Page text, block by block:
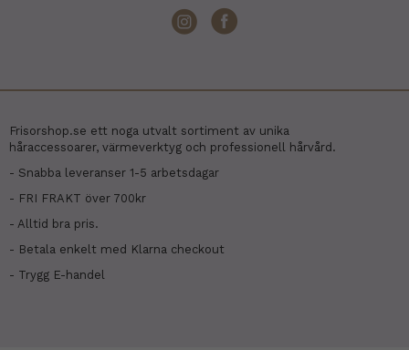
Frisorshop.se ett noga utvalt sortiment av unika
håraccessoarer, värmeverktyg och professionell hårvård.
- Snabba leveranser 1-5 arbetsdagar
- FRI FRAKT över 700kr
- Alltid bra pris.
- Betala enkelt med Klarna checkout
- Trygg E-handel